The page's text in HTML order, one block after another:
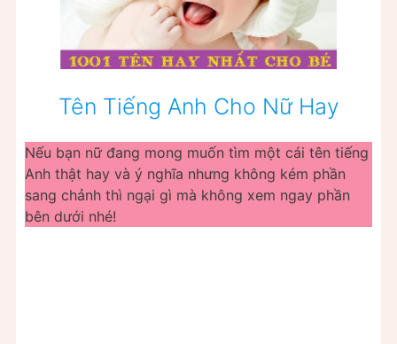
Tên Tiếng Anh Cho Nữ Hay
Nếu bạn nữ đang mong muốn tìm một cái tên tiếng
Anh thật hay và ý nghĩa nhưng không kém phần
sang chảnh thì ngại gì mà không xem ngay phần
bên dưới nhé!